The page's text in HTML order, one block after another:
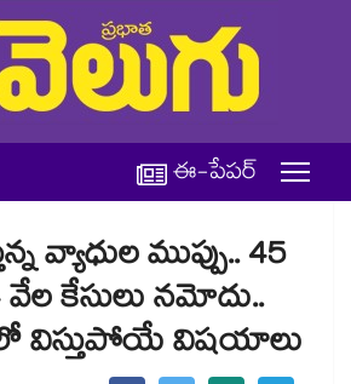
ఈ-పేపర్
వ్యాధుల ముప్పు.. 45
వేల కేసులు నమోదు..
విషయాలు